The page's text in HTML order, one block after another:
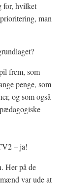
for, hvilket
man
frem, som
penge, som
og som også
– ja!
Her på de
var ude at